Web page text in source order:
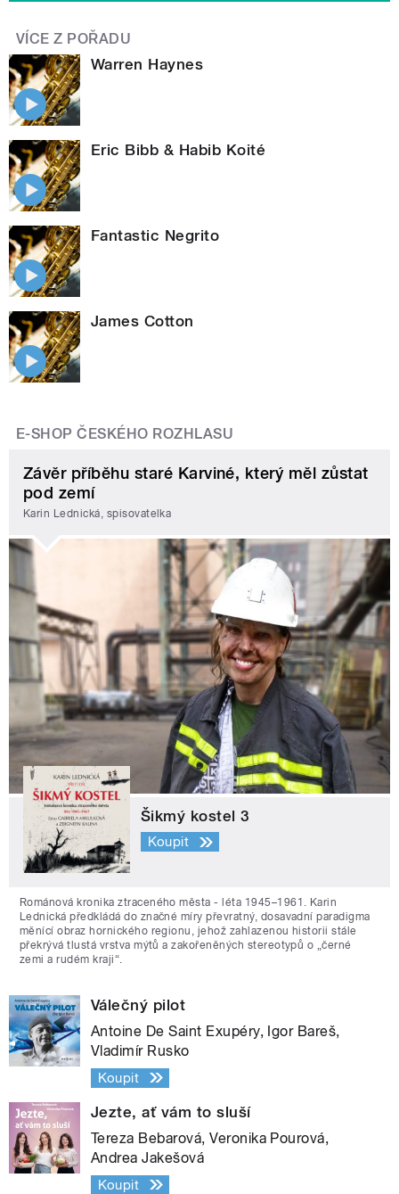
VÍCE Z POŘADU
Warren Haynes
Eric Bibb & Habib Koité
Fantastic Negrito
James Cotton
E-SHOP ČESKÉHO ROZHLASU
Závěr příběhu staré Karviné, který měl zůstat
pod zemí
Karin Lednická, spisovatelka
Šikmý kostel 3
Koupit
Románová kronika ztraceného města - léta 1945–1961. Karin
Lednická předkládá do značné míry převratný, dosavadní paradigma
měnící obraz hornického regionu, jehož zahlazenou historii stále
překrývá tlustá vrstva mýtů a zakořeněných stereotypů o „černé
zemi a rudém kraji“.
Válečný pilot
Antoine De Saint Exupéry, Igor Bareš,
Vladimír Rusko
Koupit
Jezte, ať vám to sluší
Tereza Bebarová, Veronika Pourová,
Andrea Jakešová
Koupit